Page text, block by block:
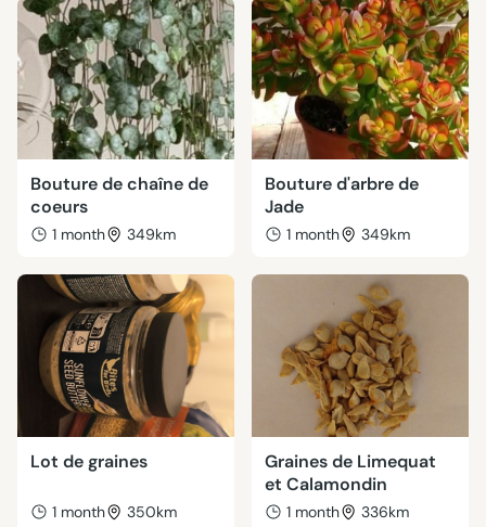
Bouture de chaîne de
coeurs
1 month 349km
Bouture d'arbre de
Jade
1 month 349km
Lot de graines
1 month 350km
Graines de Limequat
et Calamondin
1 month 336km